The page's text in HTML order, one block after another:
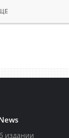
издании